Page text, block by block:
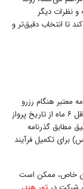
نظرات دیگر
تا انتخاب دقیق‌تر و
معتبر هنگام رزرو
کافی است؛ با این حال برای صدور بلیط، گذرنامه باید حداقل ۶ ماه از تاریخ پرواز
مطابق گذرنامه
برای تکمیل فرآیند
خاص، ممکن است